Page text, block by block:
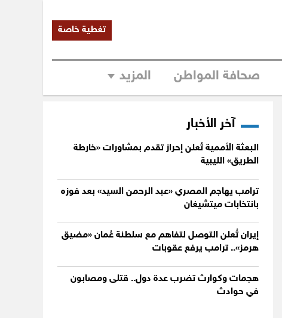
تغطية خاصة
صحافة المواطن المزيد
آخر الأخبار
البعثة الأممية تُعلن إحراز تقدم بمشاورات «خارطة
الطريق» الليبية
ترامب يهاجم المصري «عبد الرحمن السيد» بعد فوزه
بانتخابات ميتشيغان
إيران تُعلن التوصل لتفاهم مع سلطنة عُمان «مضيق
هرمز».. ترامب يرفع عقوبات
هجمات وكوارث تضرب عدة دول.. قتلى ومصابون
في حوادث